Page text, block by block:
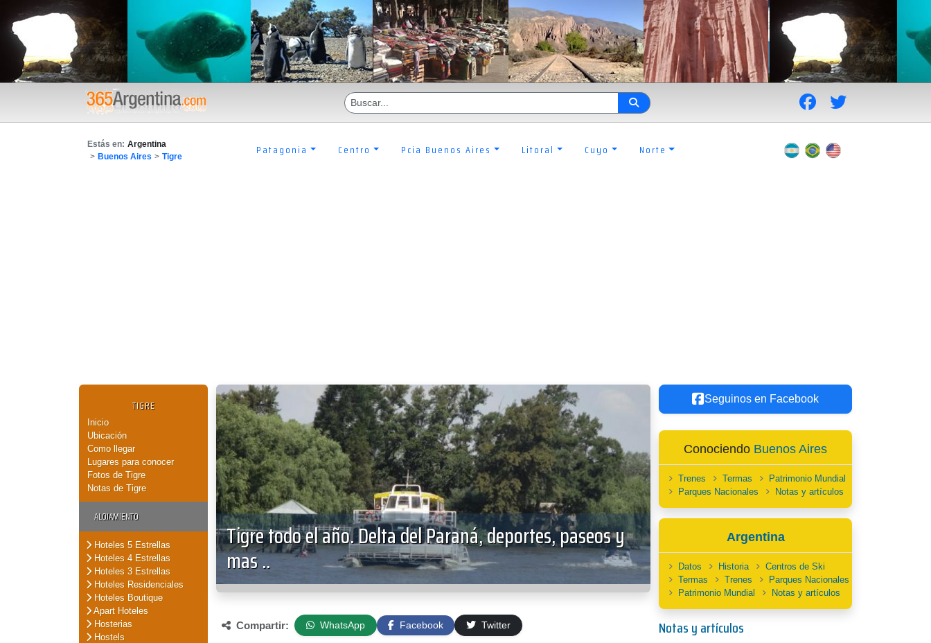
Estás en: Argentina
> Buenos Aires > Tigre Patagonia Centro Pcia Buenos Aires Litoral Cuyo Norte
TIGRE
Inicio
Ubicación
Como llegar
Lugares para conocer
Fotos de Tigre
Notas de Tigre
ALOJAMIENTO
Hoteles 5 Estrellas
Hoteles 4 Estrellas
Hoteles 3 Estrellas
Hoteles Residenciales
Hoteles Boutique
Apart Hoteles
Hosterias
Hostels
Tigre todo el año. Delta del Paraná, deportes, paseos y
mas ..
Compartir: WhatsApp Facebook Twitter
Seguinos en Facebook
Conociendo Buenos Aires
Trenes Termas
Patrimonio Mundial
Parques Nacionales
Notas y artículos
Argentina
Datos Historia
Centros de Ski
Termas
Trenes
Parques Nacionales
Patrimonio Mundial
Notas y artículos
Notas y artículos